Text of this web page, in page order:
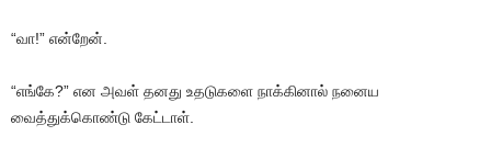
“வா!” என்றேன்.
“எங்கே?” என அவள் தனது உதடுகளை நாக்கினால் நனைய
வைத்துக்கொண்டு கேட்டாள்.